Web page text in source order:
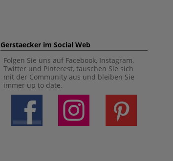
Gerstaecker im Social Web
Folgen Sie uns auf Facebook, Instagram,
Twitter und Pinterest, tauschen Sie sich
mit der Community aus und bleiben Sie
immer up to date.